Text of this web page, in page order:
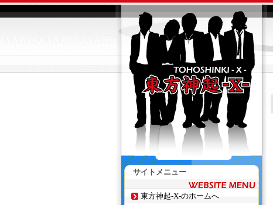
サイトメニュー
東方神起-X-のホームへ